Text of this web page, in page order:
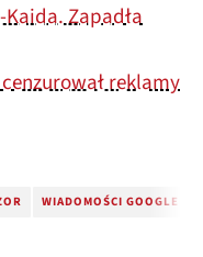
Zapadła
reklamy
WIADOMOŚCI GOOGLE